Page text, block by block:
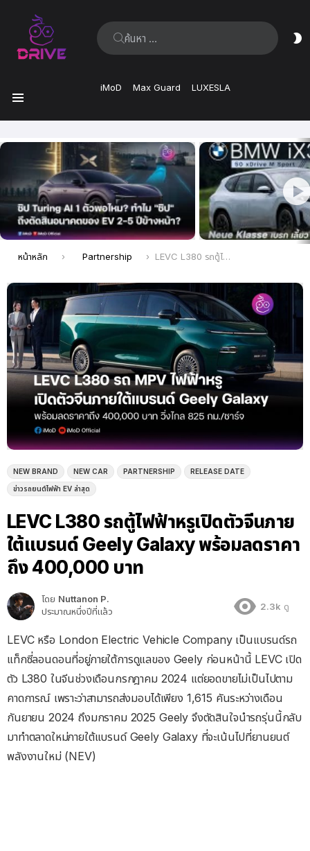
ค้นหา:
iMoD Max Guard LUXESLA
ล่าสุด
คุณอยู่ที่นี่:
หน้าหลัก Partnership LEVC L380 รถตู้ไฟฟ้าหรูเปิดตัวจีนภายใต้แบรนด์ Geely Galaxy พร้อมลดราคาถึง 400,000 บาท
NEW BRAND NEW CAR PARTNERSHIP RELEASE DATE
ข่าวรถยนต์ไฟฟ้า EV ล่าสุด
LEVC L380 รถตู้ไฟฟ้าหรูเปิดตัวจีนภาย
ใต้แบรนด์ Geely Galaxy พร้อมลดราคา
ถึง 400,000 บาท
โดย Nuttanon P.
ประมาณหนึ่งปีที่แล้ว
2.3k ดู
LEVC หรือ London Electric Vehicle Company เป็นแบรนด์รถ
แท็กซี่ลอนดอนที่อยู่ภายใต้การดูแลของ Geely ก่อนหน้านี้ LEVC เปิด
ตัว L380 ในจีนช่วงเดือนกรกฎาคม 2024 แต่ยอดขายไม่เป็นไปตาม
คาดการณ์ เพราะว่าสามารถส่งมอบได้เพียง 1,615 คันระหว่างเดือน
กันยายน 2024 ถึงมกราคม 2025 Geely จึงตัดสินใจนำรถรุ่นนี้กลับ
มาทำตลาดใหม่ภายใต้แบรนด์ Geely Galaxy ที่จะเน้นไปที่ยานยนต์
พลังงานใหม่ (NEV)